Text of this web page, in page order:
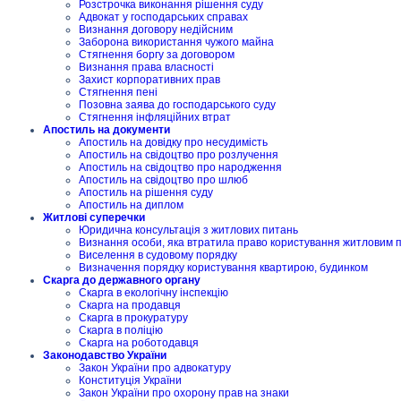
Розстрочка виконання рішення суду
Адвокат у господарських справах
Визнання договору недійсним
Заборона використання чужого майна
Стягнення боргу за договором
Визнання права власності
Захист корпоративних прав
Стягнення пені
Позовна заява до господарського суду
Стягнення інфляційних втрат
Апостиль на документи
Апостиль на довідку про несудимість
Апостиль на свідоцтво про розлучення
Апостиль на свідоцтво про народження
Апостиль на свідоцтво про шлюб
Апостиль на рішення суду
Апостиль на диплом
Житлові суперечки
Юридична консультація з житлових питань
Визнання особи, яка втратила право користування житловим
Виселення в судовому порядку
Визначення порядку користування квартирою, будинком
Скарга до державного органу
Скарга в екологічну інспекцію
Скарга на продавця
Скарга в прокуратуру
Скарга в поліцію
Скарга на роботодавця
Законодавство України
Закон України про адвокатуру
Конституція України
Закон України про охорону прав на знаки